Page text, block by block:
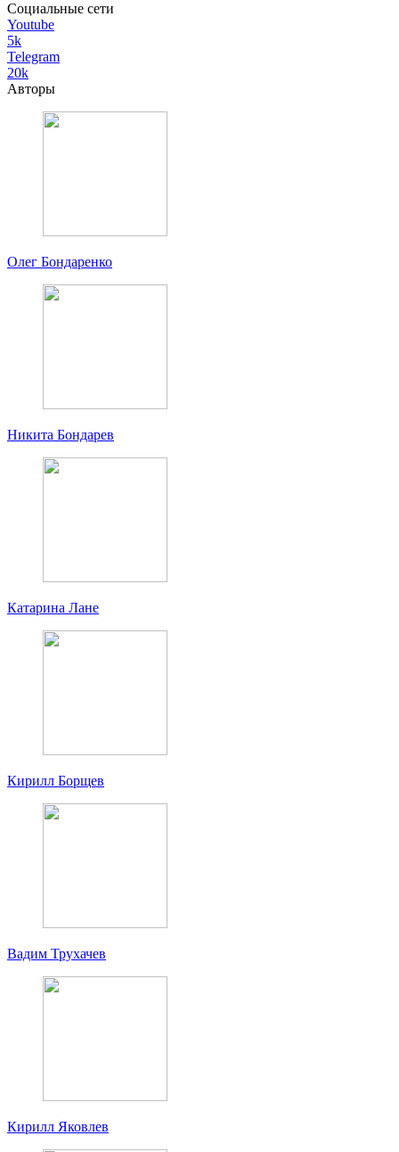
Социальные сети
Youtube
5k
Telegram
20k
Авторы
Олег Бондаренко
Никита Бондарев
Катарина Лане
Кирилл Борщев
Вадим Трухачев
Кирилл Яковлев